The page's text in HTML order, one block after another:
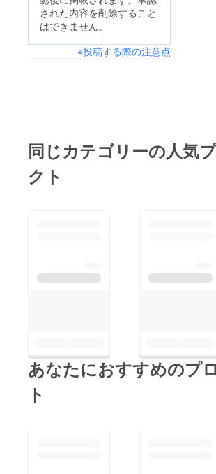
された内容を削除すること
はできません。
※投稿する際の注意点
同じカテゴリーの人気
クト
あなたにおすすめのプ
ト